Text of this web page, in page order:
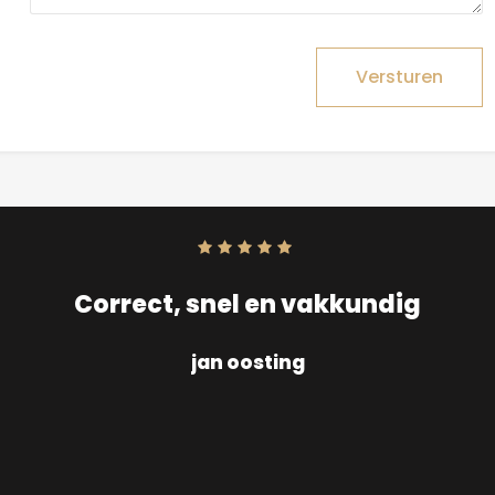
Versturen
10
Correct, snel en vakkundig
jan oosting